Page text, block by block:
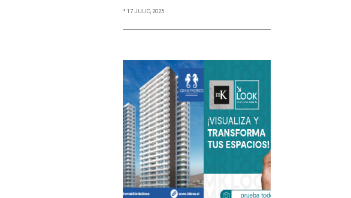
* 17 JULIO, 2025